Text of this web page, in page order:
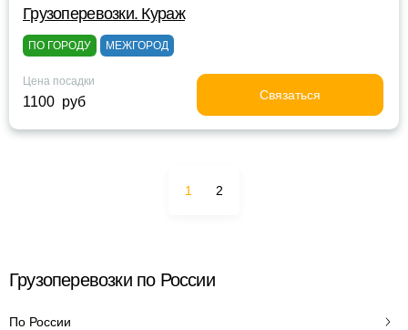
Грузоперевозки. Кураж
ПО ГОРОДУ МЕЖГОРОД
Цена посадки
1100 руб Связаться
1 2
Грузоперевозки по России
По России